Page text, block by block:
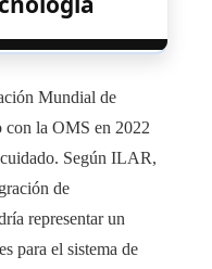
Mundial de
la OMS en 2022
Según ILAR,
de
representar un
para el sistema de